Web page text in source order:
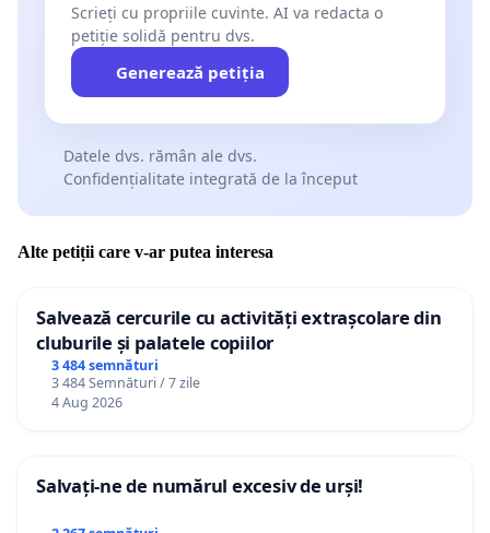
Scrieți cu propriile cuvinte. AI va redacta o
petiție solidă pentru dvs.
Generează petiția
Datele dvs. rămân ale dvs.
Confidențialitate integrată de la început
Alte petiții care v-ar putea interesa
Salvează cercurile cu activități extrașcolare din
cluburile și palatele copiilor
3 484 semnături
3 484 Semnături / 7 zile
4 Aug 2026
Salvați-ne de numărul excesiv de urși!